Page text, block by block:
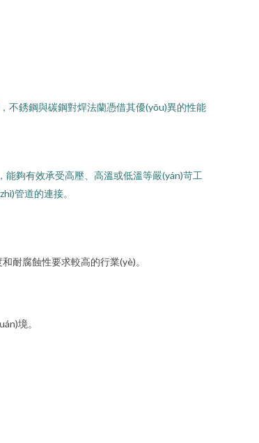
不銹鋼與碳鋼對焊法蘭憑借其優(yōu)異的性能
夠有效承受高壓、高溫或低溫等嚴(yán)苛工
管道的連接。
耐腐蝕性要求較高的行業(yè)。
境。